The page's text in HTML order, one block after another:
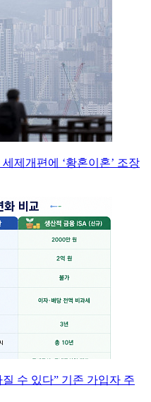
세제개편에 ‘황혼이혼’ 조장
질 수 있다” 기존 가입자 주